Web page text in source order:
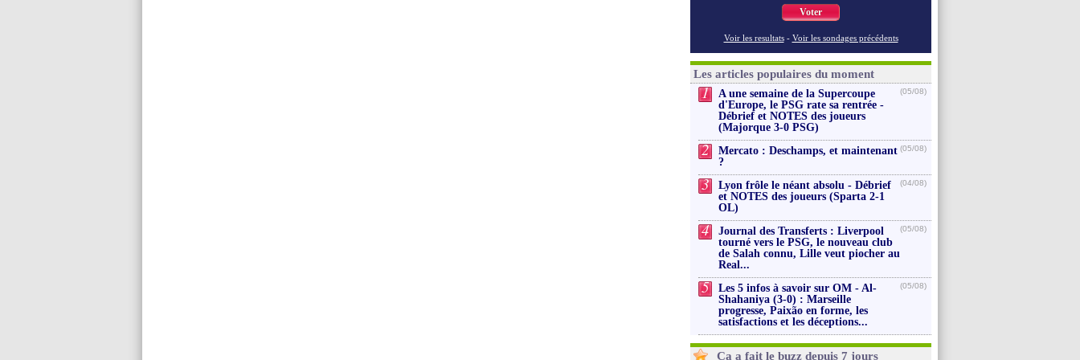
Voter
Voir les resultats - Voir les sondages précédents
Les articles populaires du moment
1
A une semaine de la Supercoupe
d'Europe, le PSG rate sa rentrée -
Débrief et NOTES des joueurs
(Majorque 3-0 PSG)
(05/08)
2
Mercato : Deschamps, et maintenant
?
(05/08)
3
Lyon frôle le néant absolu - Débrief
et NOTES des joueurs (Sparta 2-1
OL)
(04/08)
4
Journal des Transferts : Liverpool
tourné vers le PSG, le nouveau club
de Salah connu, Lille veut piocher au
Real...
(05/08)
5
Les 5 infos à savoir sur OM - Al-
Shahaniya (3-0) : Marseille
progresse, Paixão en forme, les
satisfactions et les déceptions...
(05/08)
Ça a fait le buzz depuis 7 jours